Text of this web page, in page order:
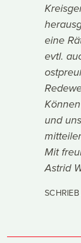
eine
evtl.
und
Mit
Astrid